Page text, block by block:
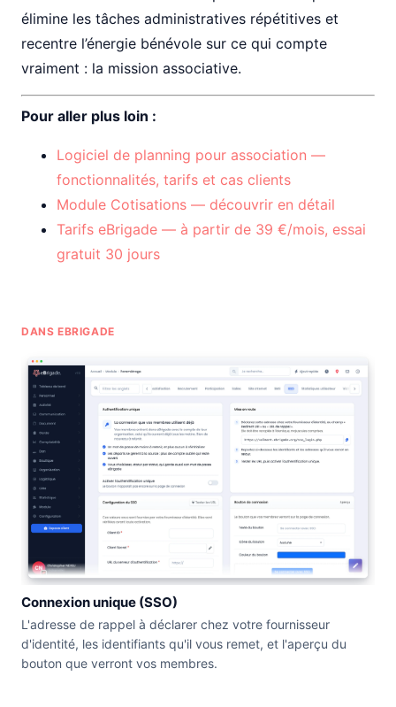
élimine les tâches administratives répétitives et
recentre l’énergie bénévole sur ce qui compte
vraiment : la mission associative.
Pour aller plus loin :
Logiciel de planning pour association —
fonctionnalités, tarifs et cas clients
Module Cotisations — découvrir en détail
Tarifs eBrigade — à partir de 39 €/mois, essai
gratuit 30 jours
DANS EBRIGADE
Connexion unique (SSO)
L'adresse de rappel à déclarer chez votre fournisseur
d'identité, les identifiants qu'il vous remet, et l'aperçu du
bouton que verront vos membres.